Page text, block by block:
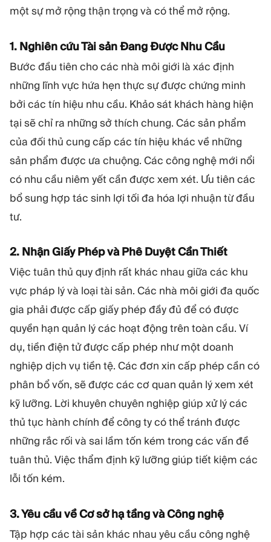
một sự mở rộng thận trọng và có thể mở rộng.
1. Nghiên cứu Tài sản Đang Được Nhu Cầu
Bước đầu tiên cho các nhà môi giới là xác định
những lĩnh vực hứa hẹn thực sự được chứng minh
bởi các tín hiệu nhu cầu. Khảo sát khách hàng hiện
tại sẽ chỉ ra những sở thích chung. Các sản phẩm
của đối thủ cung cấp các tín hiệu khác về những
sản phẩm được ưa chuộng. Các công nghệ mới nổi
có nhu cầu niêm yết cần được xem xét. Ưu tiên các
bổ sung hợp tác sinh lợi tối đa hóa lợi nhuận từ đầu
tư.
2. Nhận Giấy Phép và Phê Duyệt Cần Thiết
Việc tuân thủ quy định rất khác nhau giữa các khu
vực pháp lý và loại tài sản. Các nhà môi giới đa quốc
gia phải được cấp giấy phép đầy đủ để có được
quyền hạn quản lý các hoạt động trên toàn cầu. Ví
dụ, tiền điện tử được cấp phép như một doanh
nghiệp dịch vụ tiền tệ. Các đơn xin cấp phép cần có
phân bổ vốn, sẽ được các cơ quan quản lý xem xét
kỹ lưỡng. Lời khuyên chuyên nghiệp giúp xử lý các
thủ tục hành chính để công ty có thể tránh được
những rắc rối và sai lầm tốn kém trong các vấn đề
tuân thủ. Việc thẩm định kỹ lưỡng giúp tiết kiệm các
lỗi tốn kém.
3. Yêu cầu về Cơ sở hạ tầng và Công nghệ
Tập hợp các tài sản khác nhau yêu cầu công nghệ